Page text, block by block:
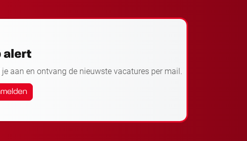
alert
je aan en ontvang de nieuwste vacatures per mail.